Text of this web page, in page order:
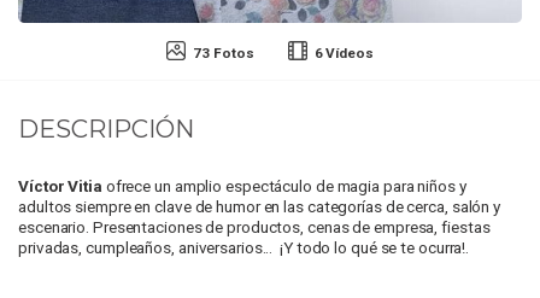
73 Fotos 6 Vídeos
DESCRIPCIÓN
Víctor Vitia ofrece un amplio espectáculo de magia para niños y
adultos siempre en clave de humor en las categorías de cerca, salón y
escenario. Presentaciones de productos, cenas de empresa, fiestas
privadas, cumpleaños, aniversarios... ¡Y todo lo qué se te ocurra!.